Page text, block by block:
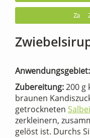
Za
Anwendungsgebiet:
Zubereitung:200 g
braunen
getrockneten Salbei
zerkleinern,
gelöst ist. Durchs